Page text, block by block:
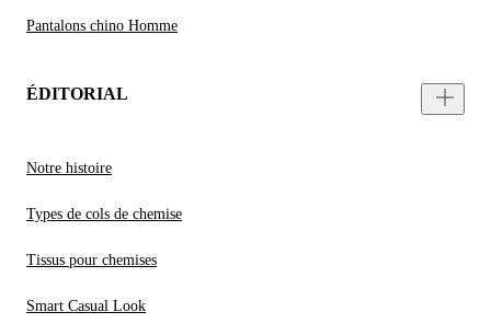
Pantalons chino Homme
ÉDITORIAL
Notre histoire
Types de cols de chemise
Tissus pour chemises
Smart Casual Look